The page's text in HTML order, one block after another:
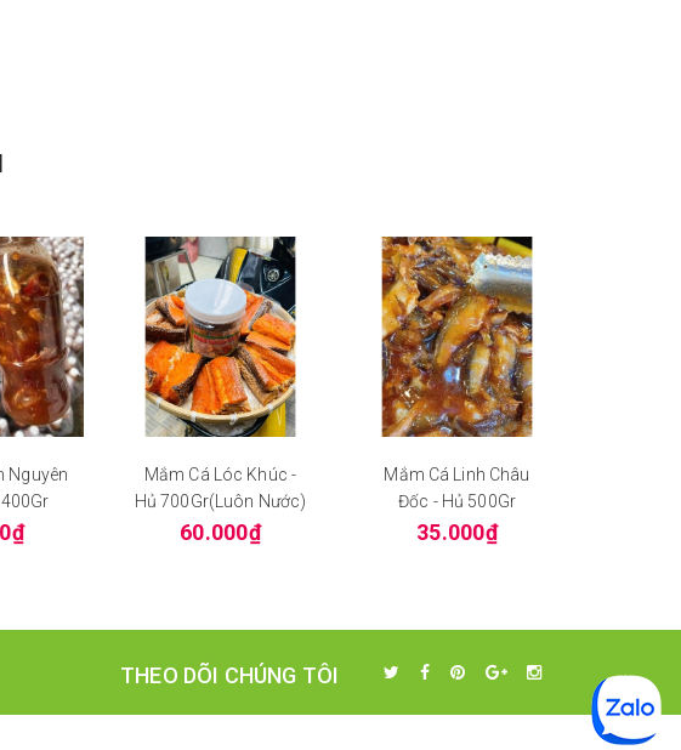
Nguyên
Mắm Cá Lóc Khúc -
Hủ 700Gr(Luôn Nước)
60.000₫
Mắm Cá Linh Châu
Đốc - Hủ 500Gr
35.000₫
THEO DÕI CHÚNG TÔI